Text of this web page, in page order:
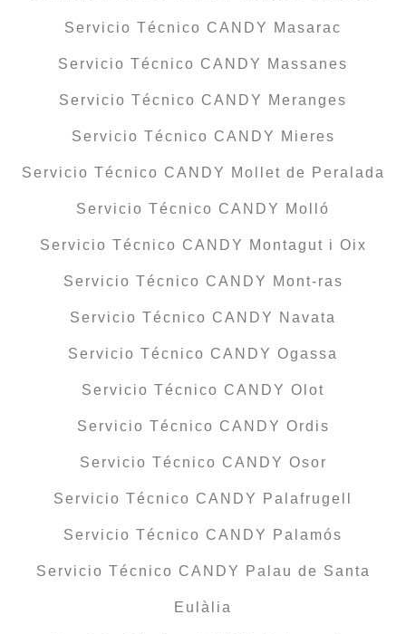
Servicio Técnico CANDY Masarac
Servicio Técnico CANDY Massanes
Servicio Técnico CANDY Meranges
Servicio Técnico CANDY Mieres
Servicio Técnico CANDY Mollet de Peralada
Servicio Técnico CANDY Molló
Servicio Técnico CANDY Montagut i Oix
Servicio Técnico CANDY Mont-ras
Servicio Técnico CANDY Navata
Servicio Técnico CANDY Ogassa
Servicio Técnico CANDY Olot
Servicio Técnico CANDY Ordis
Servicio Técnico CANDY Osor
Servicio Técnico CANDY Palafrugell
Servicio Técnico CANDY Palamós
Servicio Técnico CANDY Palau de Santa
Eulàlia